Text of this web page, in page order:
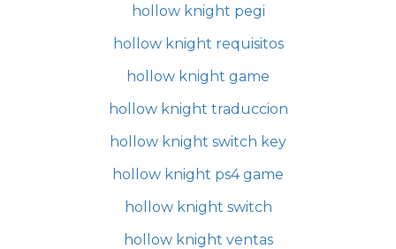
hollow knight pegi
hollow knight requisitos
hollow knight game
hollow knight traduccion
hollow knight switch key
hollow knight ps4 game
hollow knight switch
hollow knight ventas